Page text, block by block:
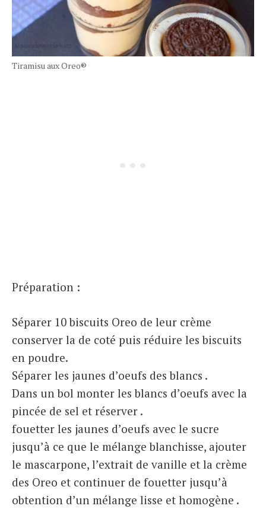
Tiramisu aux Oreo®
Préparation :
Séparer 10 biscuits Oreo de leur crème
conserver la de coté puis réduire les biscuits
en poudre.
Séparer les jaunes d’oeufs des blancs .
Dans un bol monter les blancs d’oeufs avec la
pincée de sel et réserver .
fouetter les jaunes d’oeufs avec le sucre
jusqu’à ce que le mélange blanchisse, ajouter
le mascarpone, l’extrait de vanille et la crème
des Oreo et continuer de fouetter jusqu’à
obtention d’un mélange lisse et homogène .